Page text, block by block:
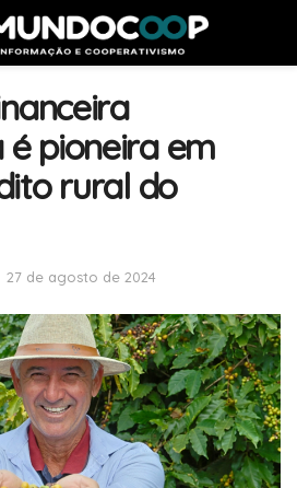
pioneira em
rural do
27 de agosto de 2024